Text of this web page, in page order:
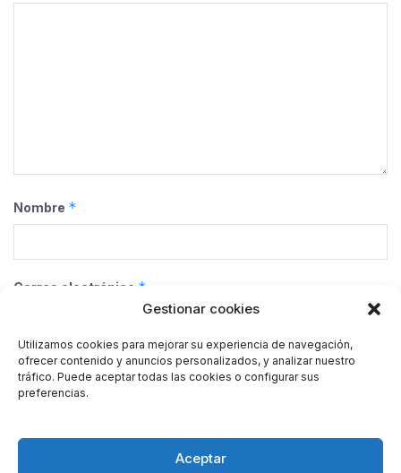
Gestionar cookies
Utilizamos cookies para mejorar su experiencia de navegación,
ofrecer contenido y anuncios personalizados, y analizar nuestro
tráfico. Puede aceptar todas las cookies o configurar sus
preferencias.
Aceptar
Nombre *
Correo electrónico *
Web
navegador para la próxima vez que comente.